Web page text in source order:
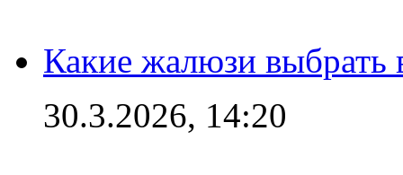
Какие жалюзи выбрать
30.3.2026, 14:20